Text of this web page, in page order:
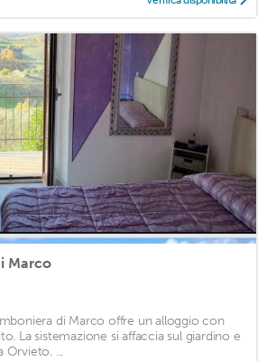
Marco
di Marco offre un alloggio con
La sistemazione si affaccia sul giardino e
Orvieto. ...